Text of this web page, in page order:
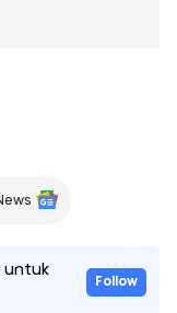
untuk
Follow